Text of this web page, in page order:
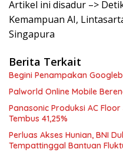
Artikel ini disadur –>
Kemampuan AI,
Singapura
Berita Terkait
Begini Penampakan
Palworld Online Mobile
Panasonic Produksi AC Floor
Tembus 41,25%
Perluas Akses Hunian, BNI
Tempattinggal Bantuan